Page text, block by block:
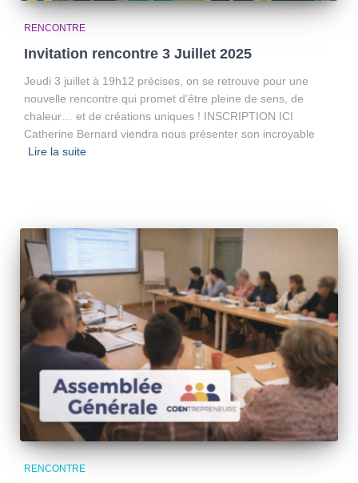
RENCONTRE
Invitation rencontre 3 Juillet 2025
Jeudi 3 juillet à 19h12 précises, on se retrouve pour une
nouvelle rencontre qui promet d’être pleine de sens, de
chaleur… et de créations uniques ! INSCRIPTION ICI
Catherine Bernard viendra nous présenter son incroyable
Lire la suite
RENCONTRE